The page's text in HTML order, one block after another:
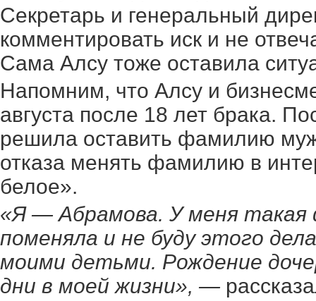
Секретарь и генеральный
комментировать иск и не
Сама Алсу тоже оставила
Напомним, что Алсу и
августа после 18 лет брака.
решила оставить фамилию
отказа менять фамилию в
белое».
«Я — Абрамова. У меня такая
поменяла и не буду этого
моими детьми. Рождение
дни в моей жизни», —